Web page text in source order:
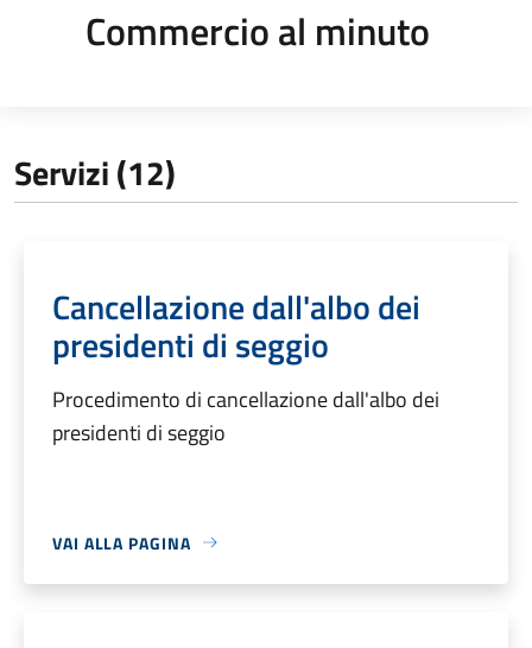
Commercio al minuto
Servizi (12)
Cancellazione dall'albo dei
presidenti di seggio
Procedimento di cancellazione dall'albo dei
presidenti di seggio
VAI ALLA PAGINA